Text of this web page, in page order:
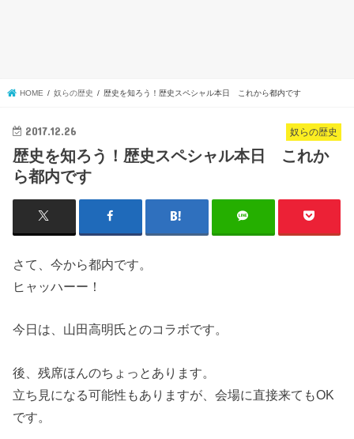
HOME 奴らの歴史 歴史を知ろう！歴史スペシャル本日 これから都内です
奴らの歴史
2017.12.26
歴史を知ろう！歴史スペシャル本日 これか
ら都内です
さて、今から都内です。
ヒャッハーー！
今日は、山田高明氏とのコラボです。
後、残席ほんのちょっとあります。
立ち見になる可能性もありますが、会場に直接来てもOK
です。